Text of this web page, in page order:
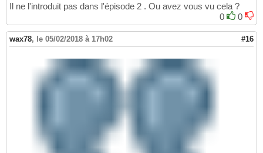
Il ne l'introduit pas dans l'épisode 2 . Ou avez vous vu cela ?
0
0
wax78, le 05/02/2018 à 17h02 #16